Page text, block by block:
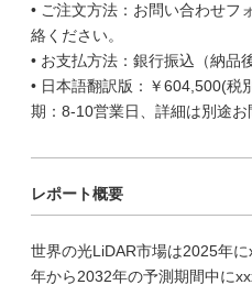
• ご注文方法：お問い合わせフ
絡ください。
• お支払方法：銀行振込（納品
• 日本語翻訳版：￥604,500(税
期：8-10営業日、詳細は別途お
レポート概要
世界の光LiDAR市場は2025年
年から2032年の予測期間中に